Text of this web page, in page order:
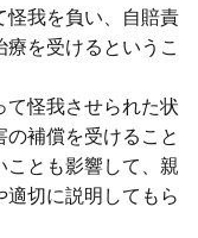
怪我を負い、⾃賠責
を受けるというこ
て怪我させられた状
補償を受けること
ことも影響して、親
切に説明してもら